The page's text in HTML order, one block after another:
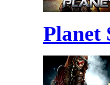
Planet